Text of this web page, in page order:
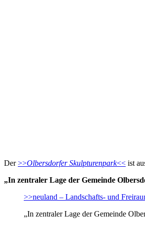
Der>>Olbersdorfer Skulpturenpark<< ist
„In zentraler Lage der Gemeinde
>>neuland – Landschafts- und
„In zentraler Lage der Gemeinde